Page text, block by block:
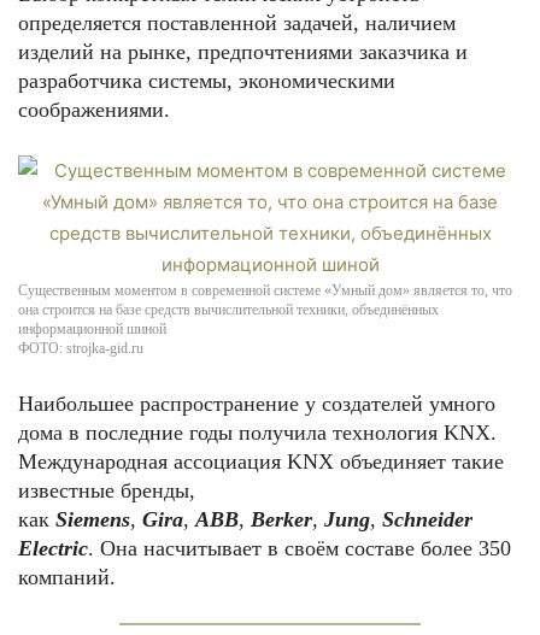
определяется поставленной задачей, наличием
изделий на рынке, предпочтениями заказчика и
разработчика системы, экономическими
соображениями.
Существенным моментом в современной системе «Умный дом» является то, что
она строится на базе средств вычислительной техники, объединённых
информационной шиной
ФОТО: strojka-gid.ru
Наибольшее распространение у создателей умного
дома в последние годы получила технология KNX.
Международная ассоциация KNX объединяет такие
известные бренды,
как Siemens, Gira,ABB, Berker, Jung, Schneider
Electric. Она насчитывает в своём составе более 350
компаний.